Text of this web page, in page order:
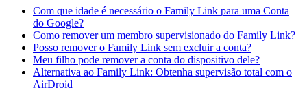
Com que idade é necessário o Family Link para uma Conta
do Google?
Como remover um membro supervisionado do Family Link?
Posso remover o Family Link sem excluir a conta?
Meu filho pode remover a conta do dispositivo dele?
Alternativa ao Family Link: Obtenha supervisão total com o
AirDroid